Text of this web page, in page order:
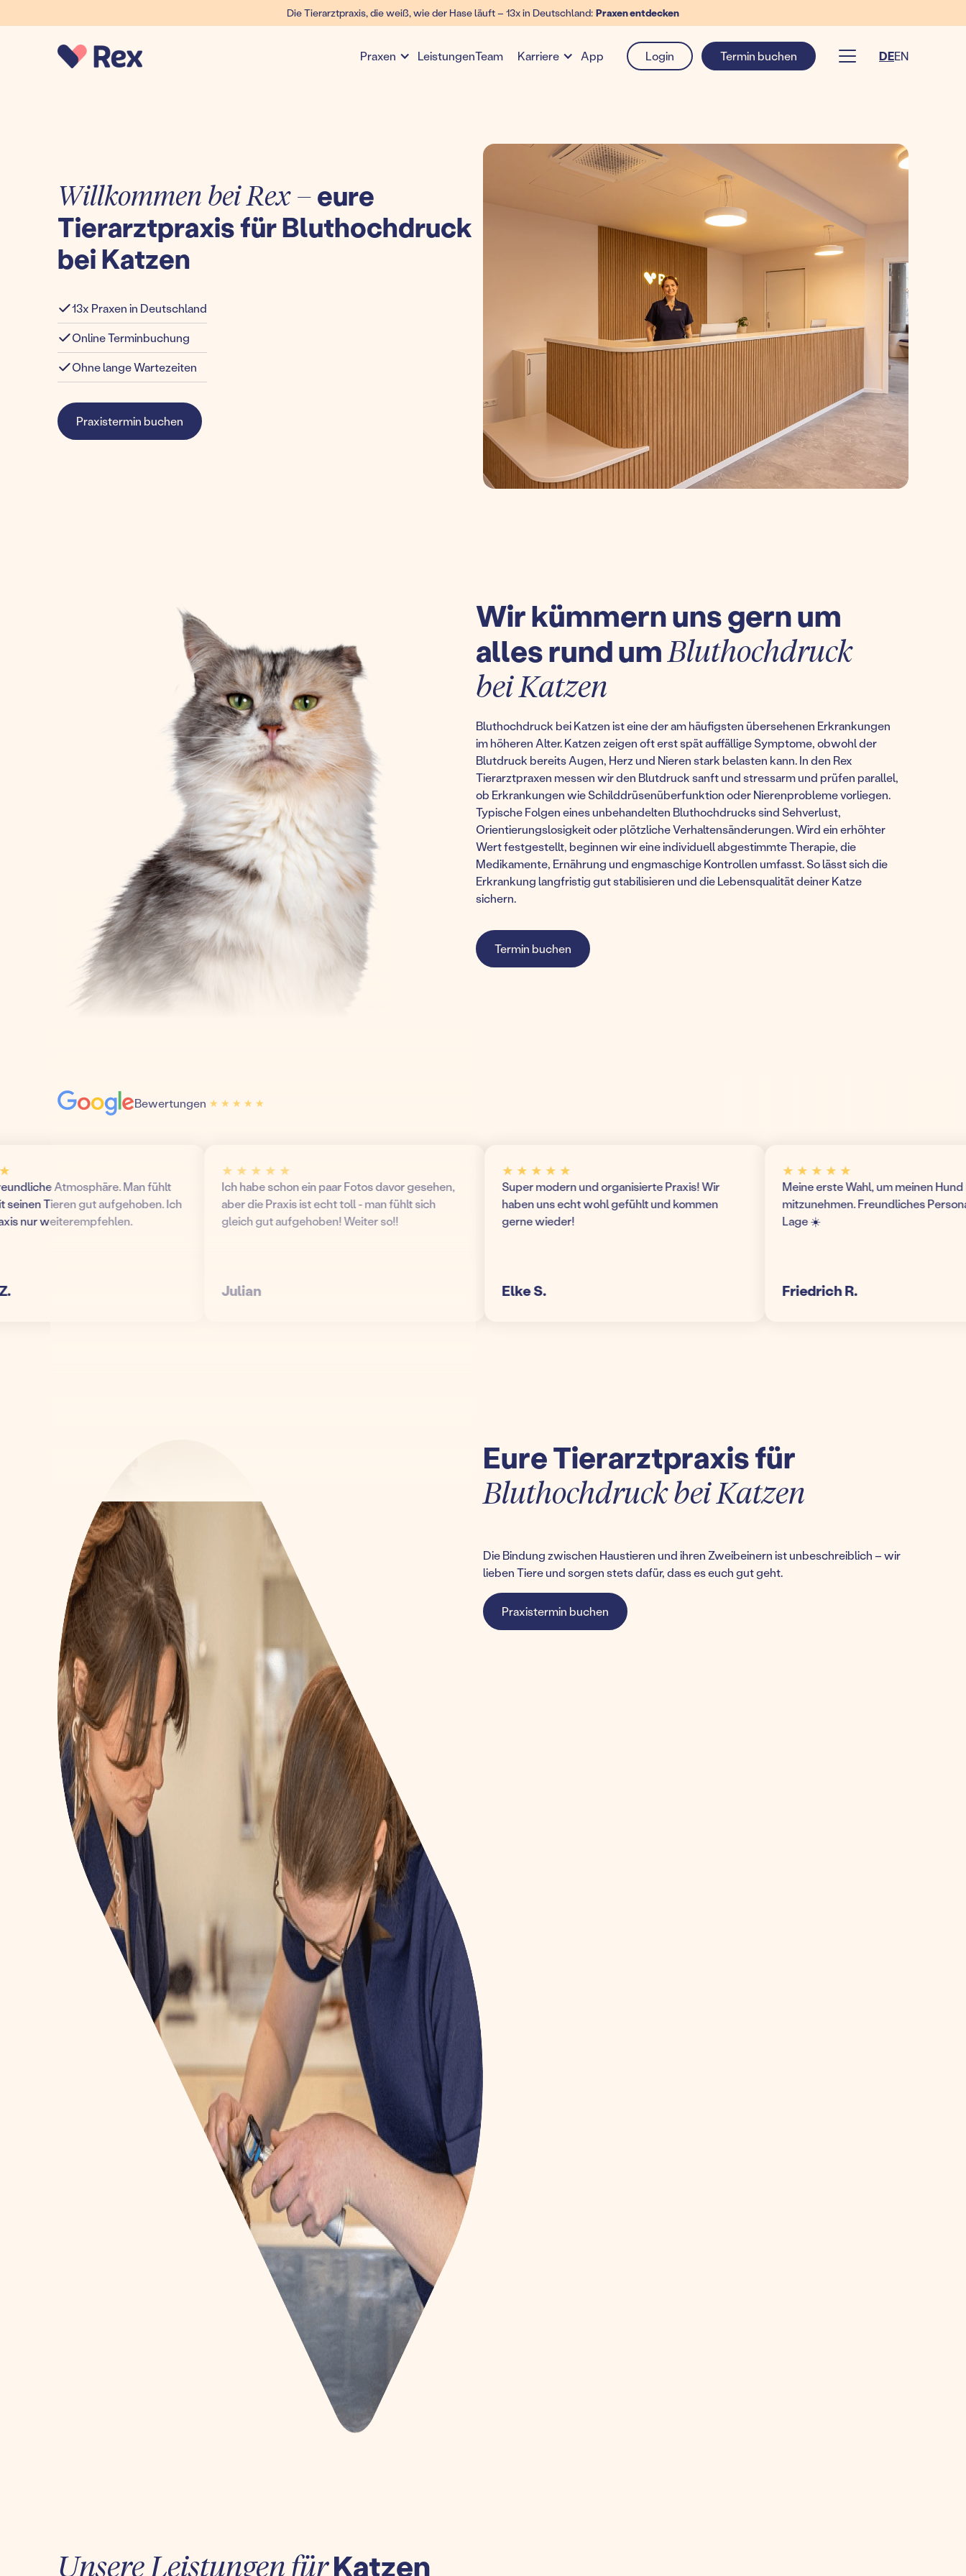
Die Tierarztpraxis, die weiß, wie der Hase läuft – 13x in Deutschland: Praxen entdecken
Praxen LeistungenTeam Karriere App Login Termin buchen DEEN
Willkommen bei Rex –eure
Tierarztpraxis für Bluthochdruck
bei Katzen
13x Praxen in Deutschland
Online Terminbuchung
Ohne lange Wartezeiten
Praxistermin buchen
Wir kümmern uns gern um
alles rund um Bluthochdruck
bei Katzen
Bluthochdruck bei Katzen ist eine der am häufigsten übersehenen Erkrankungen
im höheren Alter. Katzen zeigen oft erst spät auffällige Symptome, obwohl der
Blutdruck bereits Augen, Herz und Nieren stark belasten kann. In den Rex
Tierarztpraxen messen wir den Blutdruck sanft und stressarm und prüfen parallel,
ob Erkrankungen wie Schilddrüsenüberfunktion oder Nierenprobleme vorliegen.
Typische Folgen eines unbehandelten Bluthochdrucks sind Sehverlust,
Orientierungslosigkeit oder plötzliche Verhaltensänderungen. Wird ein erhöhter
Wert festgestellt, beginnen wir eine individuell abgestimmte Therapie, die
Medikamente, Ernährung und engmaschige Kontrollen umfasst. So lässt sich die
Erkrankung langfristig gut stabilisieren und die Lebensqualität deiner Katze
sichern.
Termin buchen
Bewertungen ★ ★ ★ ★ ★
★ ★ ★ ★ ★
Atmosphäre. Man fühlt
Tieren gut aufgehoben. Ich
nur weiterempfehlen.
★ ★ ★ ★ ★
Ich habe schon ein paar Fotos davor gesehen,
aber die Praxis ist echt toll - man fühlt sich
gleich gut aufgehoben! Weiter so!!
Julian
★ ★ ★ ★ ★
Super modern und organisierte Praxis! Wir
haben uns echt wohl gefühlt und kommen
gerne wieder!
Elke S.
★ ★ ★ ★ ★
Meine erste Wahl, um meinen Hund
mitzunehmen. Freundliches Personal
Lage ☀️
Friedrich R.
Eure Tierarztpraxis für
Bluthochdruck bei Katzen
Die Bindung zwischen Haustieren und ihren Zweibeinern ist unbeschreiblich – wir
lieben Tiere und sorgen stets dafür, dass es euch gut geht.
Praxistermin buchen
Unsere Leistungen fürKatzen